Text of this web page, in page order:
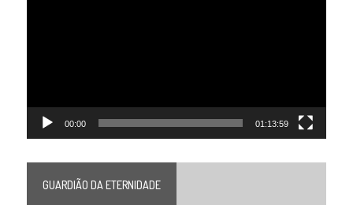
00:00 01:13:59
GUARDIÃO DA ETERNIDADE